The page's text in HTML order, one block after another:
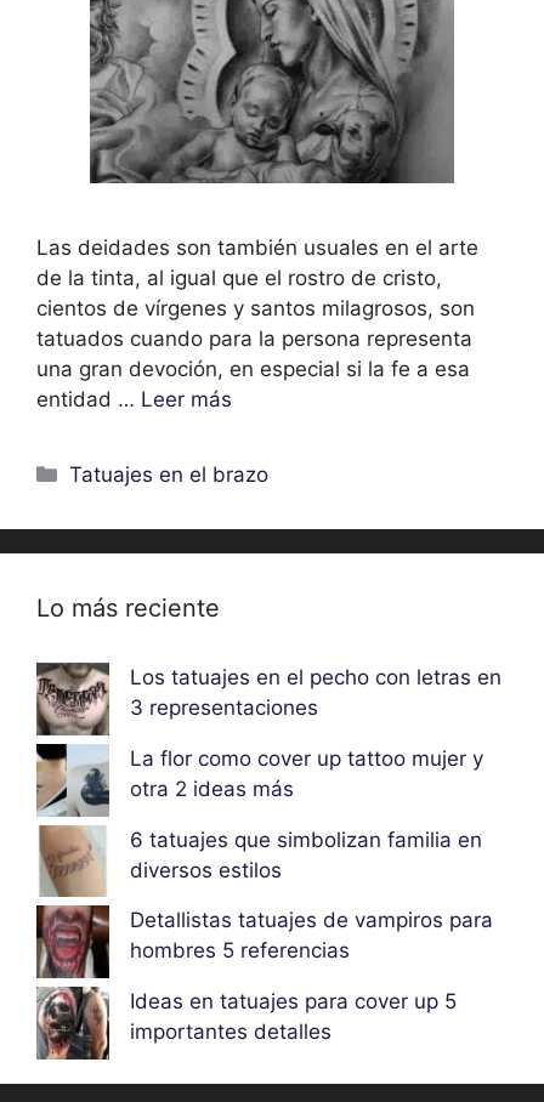
Las deidades son también usuales en el arte
de la tinta, al igual que el rostro de cristo,
cientos de vírgenes y santos milagrosos, son
tatuados cuando para la persona representa
una gran devoción, en especial si la fe a esa
entidad … Leer más
Categorías
Tatuajes en el brazo
Lo más reciente
Los tatuajes en el pecho con letras en
3 representaciones
La flor como cover up tattoo mujer y
otra 2 ideas más
6 tatuajes que simbolizan familia en
diversos estilos
Detallistas tatuajes de vampiros para
hombres 5 referencias
Ideas en tatuajes para cover up 5
importantes detalles